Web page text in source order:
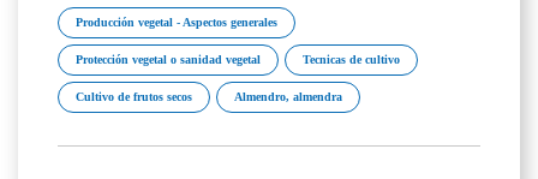
Producción vegetal - Aspectos generales
Protección vegetal o sanidad vegetal Tecnicas de cultivo
Cultivo de frutos secos Almendro, almendra